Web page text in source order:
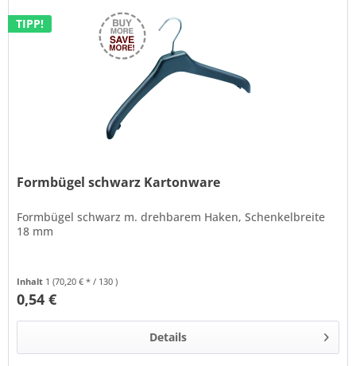
TIPP!
Formbügel schwarz Kartonware
Formbügel schwarz m. drehbarem Haken, Schenkelbreite
18 mm
Inhalt 1(70,20 € * / 130 )
0,54 €
Details